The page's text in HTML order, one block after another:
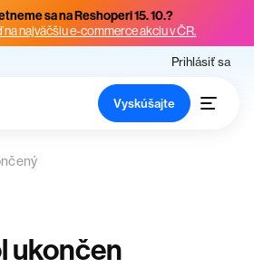
sa na Reshoperi 15. 10.?
na najväčšiu e-commerce akciu v ČR.
Prihlásiť sa
Vyskúšajte
ukončen